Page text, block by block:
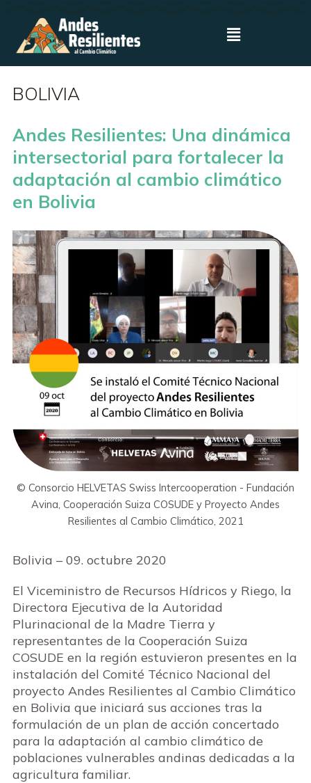
BOLIVIA
Andes Resilientes: Una dinámica
intersectorial para fortalecer la
adaptación al cambio climático
en Bolivia
© Consorcio HELVETAS Swiss Intercooperation - Fundación
Avina, Cooperación Suiza COSUDE y Proyecto Andes
Resilientes al Cambio Climático, 2021
Bolivia – 09. octubre 2020
El Viceministro de Recursos Hídricos y Riego, la
Directora Ejecutiva de la Autoridad
Plurinacional de la Madre Tierra y
representantes de la Cooperación Suiza
COSUDE en la región estuvieron presentes en la
instalación del Comité Técnico Nacional del
proyecto Andes Resilientes al Cambio Climático
en Bolivia que iniciará sus acciones tras la
formulación de un plan de acción concertado
para la adaptación al cambio climático de
poblaciones vulnerables andinas dedicadas a la
agricultura familiar.